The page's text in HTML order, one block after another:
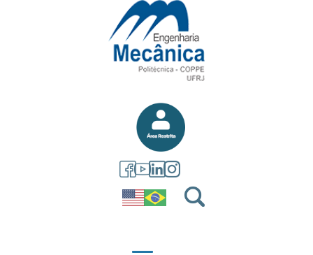
PARA
CONTEÚDO